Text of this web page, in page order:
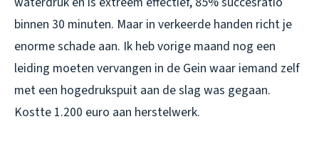
binnen 30 minuten. Maar in verkeerde handen richt je
enorme schade aan. Ik heb vorige maand nog een
leiding moeten vervangen in de Gein waar iemand zelf
met een hogedrukspuit aan de slag was gegaan.
Kostte 1.200 euro aan herstelwerk.